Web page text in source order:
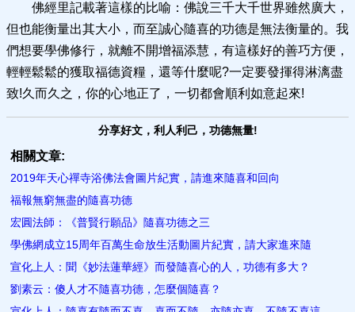
佛經里記載著這樣的比喻：佛說三千大千世界雖然廣大，
但也能衡量出其大小，而至誠心隨喜的功德是無法衡量的。我
們想要學佛修行，就離不開增福添慧，有這樣好的善巧方便，
輕輕鬆鬆的獲取福德資糧，還等什麼呢?一定要發揮得淋漓盡
致!久而久之，你的心地正了，一切都會順利如意起來!
分享好文，利人利己，功德無量!
相關文章:
2019年天心禪寺浴佛法會圖片紀實，請進來隨喜和回向
福報無窮無盡的隨喜功德
宏圓法師：《普賢行願品​》隨喜功德之三
學佛網成立15周年百萬生命放生活動圖片紀實，請大家進來隨
宣化上人：聞《妙法蓮華經》而發隨喜心的人，功德有多大？
劉素云：傻人才不隨喜功德，怎麼個隨喜？